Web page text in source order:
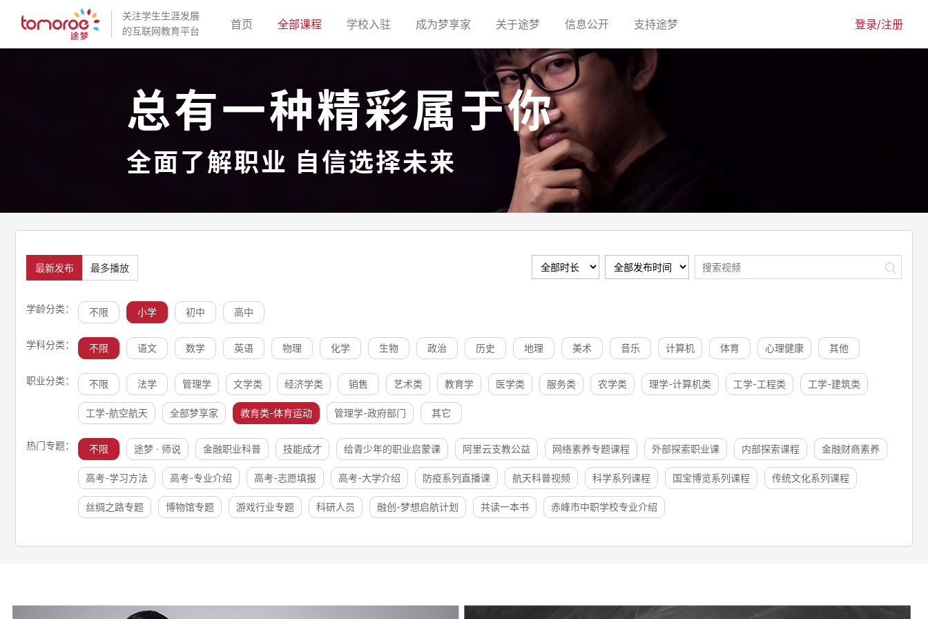
关注学生生涯发展
的互联网教育平台
首页(current)全部课程(current)学校入驻(current)成为梦享家(current)关于途梦(current)信息公开(current)支持途梦(current) 登录/注册
总有一种精彩属于你
全面了解职业 自信选择未来
最新发布 最多播放
学龄分类： 不限 小学 初中 高中
学科分类： 不限 语文 数学 英语 物理 化学 生物 政治 历史 地理 美术 音乐 计算机 体育 心理健康 其他
职业分类： 不限 法学 管理学 文学类 经济学类 销售 艺术类 教育学 医学类 服务类 农学类 理学-计算机类 工学-工程类 工学-建筑类
工学-航空航天 全部梦享家 教育类-体育运动 管理学-政府部门 其它
热门专题： 不限 途梦 · 师说 金融职业科普 技能成才 给青少年的职业启蒙课 阿里云支教公益 网络素养专题课程 外部探索职业课 内部探索课程 金融财商素养
高考-学习方法 高考-专业介绍 高考-志愿填报 高考-大学介绍 防疫系列直播课 航天科普视频 科学系列课程 国宝博览系列课程 传统文化系列课程
丝绸之路专题 博物馆专题 游戏行业专题 科研人员 融创-梦想启航计划 共读一本书 赤峰市中职学校专业介绍